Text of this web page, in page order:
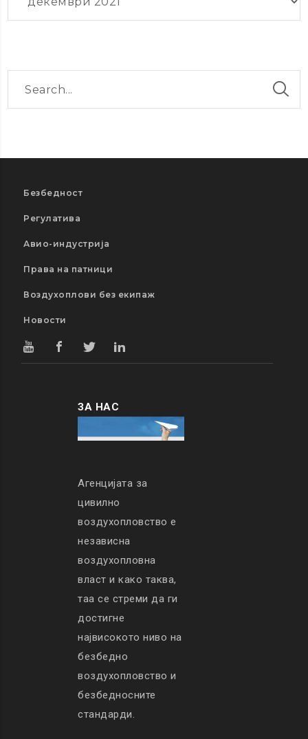
Безбедност
Регулатива
Авио-индустрија
Права на патници
Воздухоплови без екипаж
Новости
ЗА НАС
Агенцијата за
цивилно
воздухопловство е
независна
воздухопловна
власт и како таква,
таа се стреми да ги
достигне
највисокото ниво на
безбедно
воздухопловство и
безбедносните
стандарди.